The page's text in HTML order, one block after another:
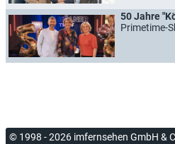
50 Jahre
Primetime-
© 1998 - 2026 imfernsehen GmbH &